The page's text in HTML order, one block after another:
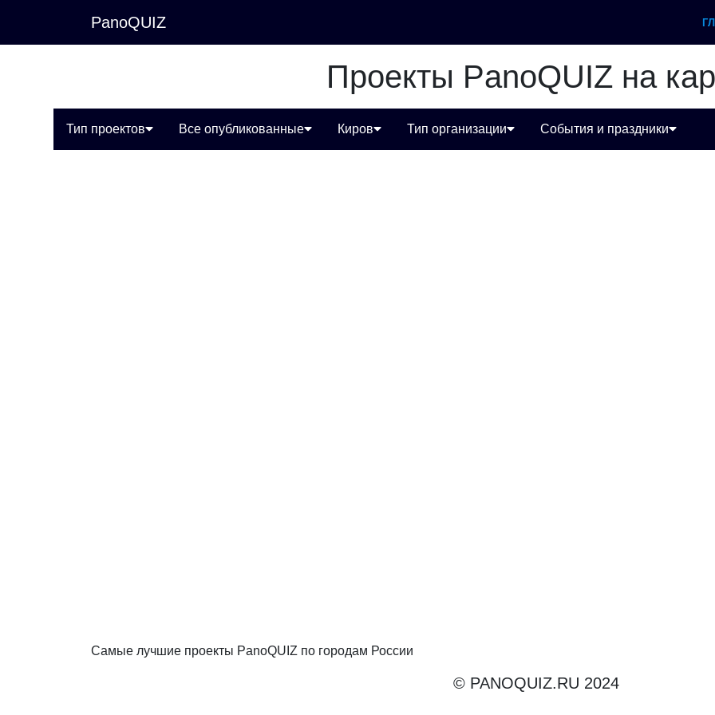
PanoQUIZ
Проекты PanoQUIZ на
Тип проектов Все опубликованные Киров Тип организации События и праздники
Самые лучшие проекты PanoQUIZ по городам России
© PANOQUIZ.RU 2024